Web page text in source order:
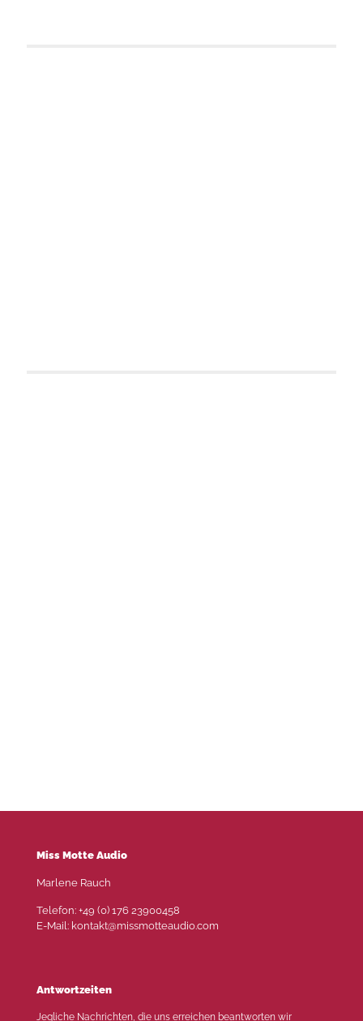
Miss Motte Audio
Marlene Rauch
Telefon: +49 (0) 176 23900458
E-Mail: kontakt@missmotteaudio.com
Antwortzeiten
Jegliche Nachrichten, die uns erreichen beantworten wir